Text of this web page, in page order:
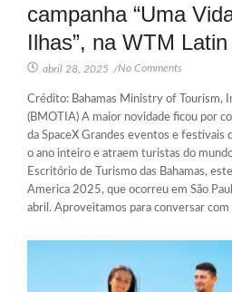
campanha “Uma
Ilhas”, na WTM
abril 28, 2025 /No Comments
Crédito: Bahamas Ministry of Tourism,
(BMOTIA) A maior novidade ficou por
da SpaceX Grandes eventos e festivais
o ano inteiro e atraem turistas do
Escritório de Turismo das Bahamas,
America 2025, que ocorreu em São
abril. Aproveitamos para conversar